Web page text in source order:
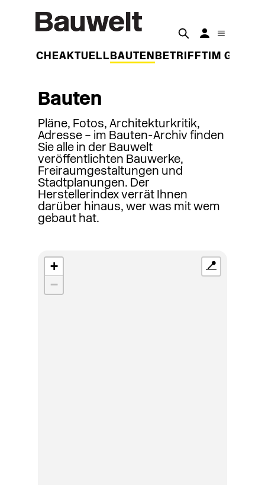
WOCHEAKTUELL BAUTEN BETRIFFT IM
Bauten
Pläne, Fotos, Architekturkritik,
Adresse – im Bauten-Archiv finden
Sie alle in der Bauwelt
veröffentlichten Bauwerke,
Freiraumgestaltungen und
Stadtplanungen. Der
Herstellerindex verrät Ihnen
darüber hinaus, wer was mit wem
gebaut hat.
+
−
📍